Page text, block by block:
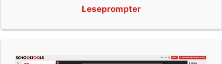
Leseprompter